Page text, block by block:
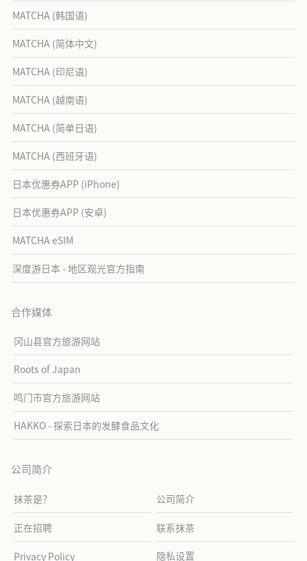
MATCHA (韩国语)
MATCHA (简体中文)
MATCHA (印尼语)
MATCHA (越南语)
MATCHA (简单日语)
MATCHA (西班牙语)
日本优惠券APP (iPhone)
日本优惠券APP (安卓)
MATCHA eSIM
深度游日本 - 地区观光官方指南
合作媒体
冈山县官方旅游网站
Roots of Japan
鸣门市官方旅游网站
HAKKO - 探索日本的发酵食品文化
公司简介
抹茶是？ 公司简介
正在招聘 联系抹茶
Privacy Policy 隐私设置